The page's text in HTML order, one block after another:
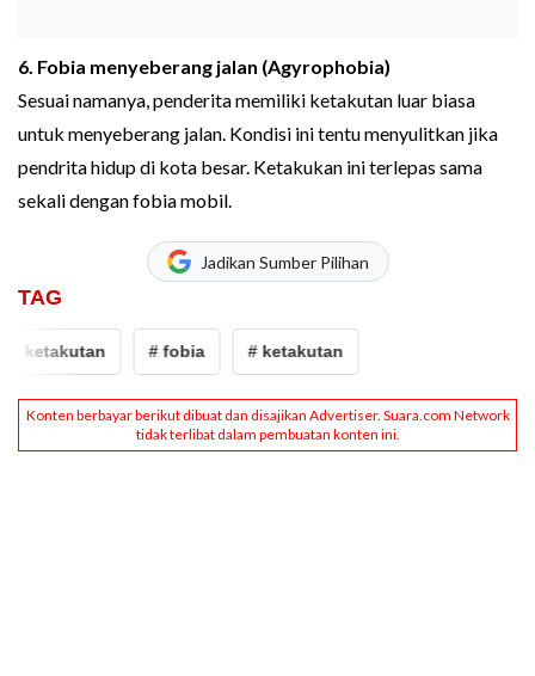
6. Fobia menyeberang jalan (Agyrophobia)
Sesuai namanya, penderita memiliki ketakutan luar biasa
untuk menyeberang jalan. Kondisi ini tentu menyulitkan jika
pendrita hidup di kota besar. Ketakukan ini terlepas sama
sekali dengan fobia mobil.
Jadikan Sumber Pilihan
TAG
# ketakutan # fobia # ketakutan